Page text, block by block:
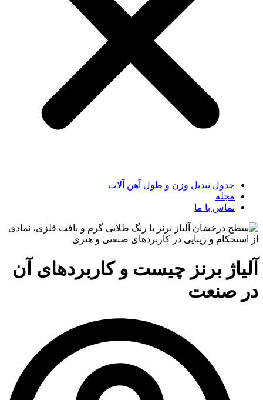
جدول تبدیل وزن و طول آهن آلات
مجله
تماس با ما
آلیاژ برنز چیست و کاربردهای آن
در صنعت